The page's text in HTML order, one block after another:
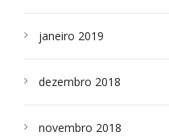
janeiro 2019
dezembro 2018
novembro 2018